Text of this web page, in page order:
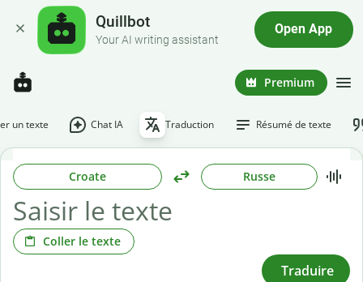
Quillbot
Your AI writing assistant
Open App
Premium
un texte Chat IA Traduction Résumé de texte
Croate Russe
Coller le texte
Traduire